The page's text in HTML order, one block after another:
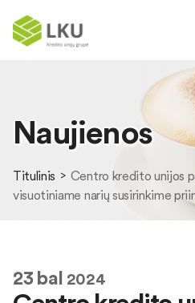
Naujienos
Titulinis
Centro kredito unijos
visuotiniame narių susirinkime
23bal 2024